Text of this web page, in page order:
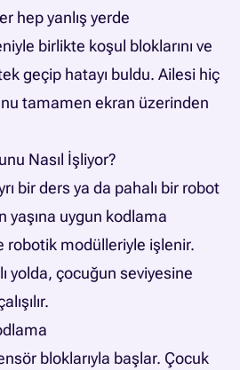
hep yanlış yerde
birlikte koşul bloklarını ve
tek geçip hatayı buldu. Ailesi hiç
tamamen ekran üzerinden
Nasıl İşliyor?
bir ders ya da pahalı bir robot
yaşına uygun kodlama
robotik modülleriyle işlenir.
yolda, çocuğun seviyesine
bloklarıyla başlar. Çocuk